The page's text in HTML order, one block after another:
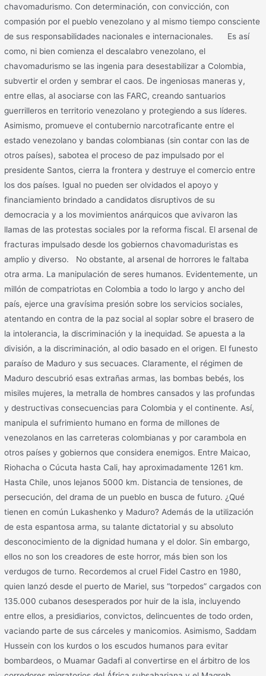
chavomadurismo. Con determinación, con convicción, con
compasión por el pueblo venezolano y al mismo tiempo consciente
de sus responsabilidades nacionales e internacionales. Es así
como, ni bien comienza el descalabro venezolano, el
chavomadurismo se las ingenia para desestabilizar a Colombia,
subvertir el orden y sembrar el caos. De ingeniosas maneras y,
entre ellas, al asociarse con las FARC, creando santuarios
guerrilleros en territorio venezolano y protegiendo a sus líderes.
Asimismo, promueve el contubernio narcotraficante entre el
estado venezolano y bandas colombianas (sin contar con las de
otros países), sabotea el proceso de paz impulsado por el
presidente Santos, cierra la frontera y destruye el comercio entre
los dos países. Igual no pueden ser olvidados el apoyo y
financiamiento brindado a candidatos disruptivos de su
democracia y a los movimientos anárquicos que avivaron las
llamas de las protestas sociales por la reforma fiscal. El arsenal de
fracturas impulsado desde los gobiernos chavomaduristas es
amplio y diverso. No obstante, al arsenal de horrores le faltaba
otra arma. La manipulación de seres humanos. Evidentemente, un
millón de compatriotas en Colombia a todo lo largo y ancho del
país, ejerce una gravísima presión sobre los servicios sociales,
atentando en contra de la paz social al soplar sobre el brasero de
la intolerancia, la discriminación y la inequidad. Se apuesta a la
división, a la discriminación, al odio basado en el origen. El funesto
paraíso de Maduro y sus secuaces. Claramente, el régimen de
Maduro descubrió esas extrañas armas, las bombas bebés, los
misiles mujeres, la metralla de hombres cansados y las profundas
y destructivas consecuencias para Colombia y el continente. Así,
manipula el sufrimiento humano en forma de millones de
venezolanos en las carreteras colombianas y por carambola en
otros países y gobiernos que considera enemigos. Entre Maicao,
Riohacha o Cúcuta hasta Cali, hay aproximadamente 1261 km.
Hasta Chile, unos lejanos 5000 km. Distancia de tensiones, de
persecución, del drama de un pueblo en busca de futuro. ¿Qué
tienen en común Lukashenko y Maduro? Además de la utilización
de esta espantosa arma, su talante dictatorial y su absoluto
desconocimiento de la dignidad humana y el dolor. Sin embargo,
ellos no son los creadores de este horror, más bien son los
verdugos de turno. Recordemos al cruel Fidel Castro en 1980,
quien lanzó desde el puerto de Mariel, sus “torpedos” cargados con
135.000 cubanos desesperados por huir de la isla, incluyendo
entre ellos, a presidiarios, convictos, delincuentes de todo orden,
vaciando parte de sus cárceles y manicomios. Asimismo, Saddam
Hussein con los kurdos o los escudos humanos para evitar
bombardeos, o Muamar Gadafi al convertirse en el árbitro de los